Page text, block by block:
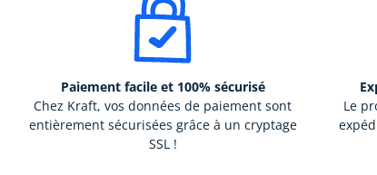
Paiement facile et 100% sécurisé
Chez Kraft, vos données de paiement sont
entièrement sécurisées grâce à un cryptage
SSL !
Le